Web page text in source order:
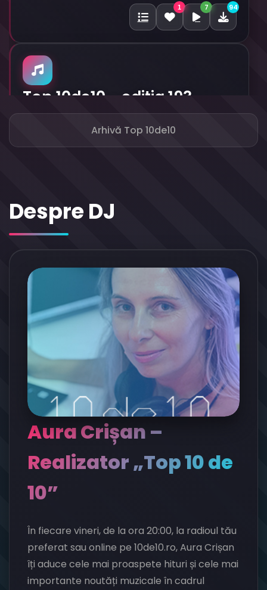
1 7 94
Top 10de10 - editia 193
Arhivă Top 10de10
Despre DJ
Aura Crișan –
Realizator „Top 10 de
10”
În fiecare vineri, de la ora 20:00, la radioul tău
preferat sau online pe 10de10.ro, Aura Crișan
îți aduce cele mai proaspete hituri și cele mai
importante noutăți muzicale în cadrul